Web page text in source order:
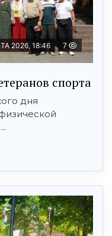
2026, 18:46 7
спорта
дня